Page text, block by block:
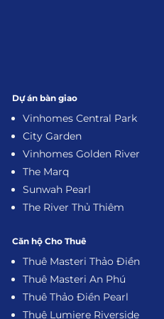
Dự án bàn giao
Vinhomes Central Park
City Garden
Vinhomes Golden River
The Marq
Sunwah Pearl
The River Thủ Thiêm
Căn hộ Cho Thuê
Thuê Masteri Thảo Điền
Thuê Masteri An Phú
Thuê Thảo Điền Pearl
Thuê Lumiere Riverside